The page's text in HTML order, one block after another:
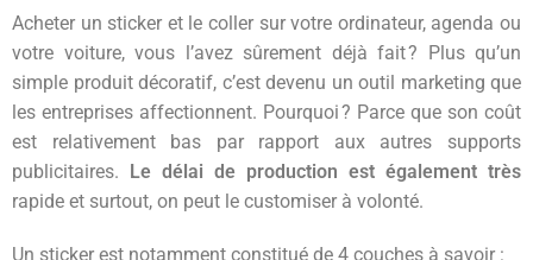
Acheter un sticker et le coller sur votre ordinateur, agenda ou
votre voiture, vous l’avez sûrement déjà fait ? Plus qu’un
simple produit décoratif, c’est devenu un outil marketing que
les entreprises affectionnent. Pourquoi ? Parce que son coût
est relativement bas par rapport aux autres supports
publicitaires. Le délai de production est également très
rapide et surtout, on peut le customiser à volonté.
Un sticker est notamment constitué de 4 couches à savoir :